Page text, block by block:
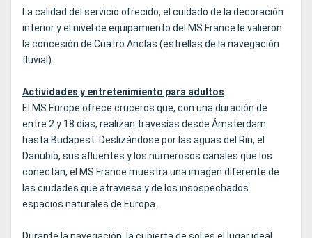
La calidad del servicio ofrecido, el cuidado de la decoración
interior y el nivel de equipamiento del MS France le valieron
la concesión de Cuatro Anclas (estrellas de la navegación
fluvial).
Actividades y entretenimiento para adultos
El MS Europe ofrece cruceros que, con una duración de
entre 2 y 18 días, realizan travesías desde Ámsterdam
hasta Budapest. Deslizándose por las aguas del Rin, el
Danubio, sus afluentes y los numerosos canales que los
conectan, el MS France muestra una imagen diferente de
las ciudades que atraviesa y de los insospechados
espacios naturales de Europa.